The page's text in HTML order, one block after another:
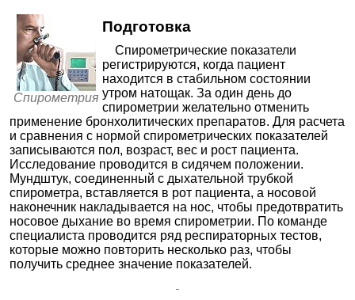
Униклиник на Крылова
Новосибирск; ул. Крылова, д. 38
+7(383..показать
1300₽ Запись
Аперто Клиник на Даргомыжского
Новосибирск; ул. Даргомыжского, д. 8Г; м. Заельцовская
+7(383..показать
1300₽ Запись
Врачебная Практика на Покрышкина
Новосибирск; ул. Покрышкина, д. 1; м. Площадь Карла Маркса
+7(383..показать
1350₽ Запись
Врачебная Практика на Красном проспекте
Новосибирск; Красный пр-т, д. 163; м. Заельцовская
+7(383..показать
Спирометрия
Подготовка
Спирометрические показатели
регистрируются, когда пациент
находится в стабильном состоянии
утром натощак. За один день до
спирометрии желательно отменить
применение бронхолитических препаратов. Для расчета
и сравнения с нормой спирометрических показателей
записываются пол, возраст, вес и рост пациента.
Исследование проводится в сидячем положении.
Мундштук, соединенный с дыхательной трубкой
спирометра, вставляется в рот пациента, а носовой
наконечник накладывается на нос, чтобы предотвратить
носовое дыхание во время спирометрии. По команде
специалиста проводится ряд респираторных тестов,
которые можно повторить несколько раз, чтобы
получить среднее значение показателей.